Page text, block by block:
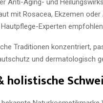
mit Rosacea, Ekzemen oder
Experten empfohlen.
Traditionen konzentriert,
und dermatologisch
holistische